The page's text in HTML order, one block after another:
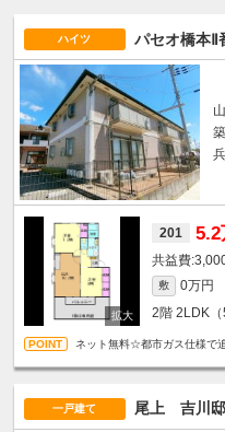
ハイツ パセオ橋本Ⅱ
201 5.2
敷 0万円
2階 2LDK（
ネット無料☆都市ガス仕様で
一戸建て 尾上 吉川